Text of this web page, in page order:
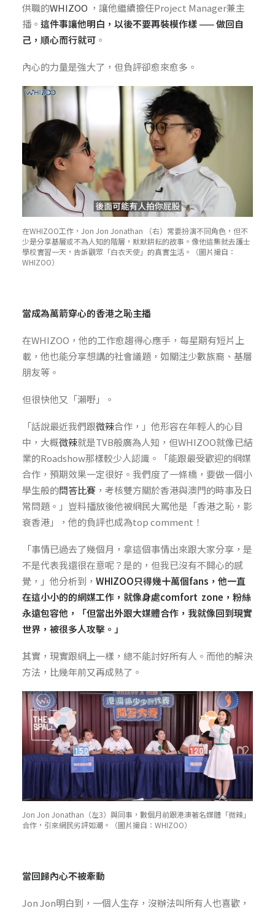
供職的WHIZOO ，讓他繼續擔任Project Manager兼主
播。 這件事讓他明白，以後不要再裝模作樣 —— 做回自
己，順心而行就可 。
內心的力量是強大了，但負評卻愈來愈多。
在WHIZOO工作，Jon Jon Jonathan （右）常要扮演不同角色，但不
少是分享基層或不為人知的階層，默默耕耘的故事。像他這集就去護士
學校實習一天，告訴觀眾「白衣天使」的真實生活。（圖片撮自：
WHIZOO）
當成為萬箭穿心的香港之恥主播
在WHIZOO，他的工作愈趨得心應手，每星期有短片上
載，他也能分享想講的社會議題，如關注少數族裔、基層
朋友等。
但很快他又「瀨嘢」。
「話說最近我們跟微辣合作，」他形容在年輕人的心目
中，大概微辣就是TVB般廣為人知，但WHIZOO就像已結
業的Roadshow那樣較少人認識。「能跟最受歡迎的網媒
合作，預期效果一定很好。我們度了一條橋，要做一個小
學生般的問答比賽 ，考核雙方關於香港與澳門的時事及日
常問題。」豈料播放後他被網民大罵他是「香港之恥，影
衰香港」，他的負評也成為top comment！
「事情已過去了幾個月，拿這個事情出來跟大家分享，是
不是代表我還很在意呢？是的，但我已沒有不開心的感
覺，」他分析到， WHIZOO只得幾十萬個fans，他一直
在這小小的的網媒工作，就像身處comfort zone，粉絲
永遠包容他，「但當出外跟大媒體合作，我就像回到現實
世界，被很多人攻擊。」
其實，現實跟網上一樣，總不能討好所有人。而他的解決
方法，比幾年前又再成熟了。
Jon Jon Jonathan （左3）與同事，數個月前跟港澳著名媒體「微辣」
合作，引來網民劣評如潮。（圖片撮自：WHIZOO）
當回歸內心不被牽動
Jon Jon明白到，一個人生存，沒辦法叫所有人也喜歡，